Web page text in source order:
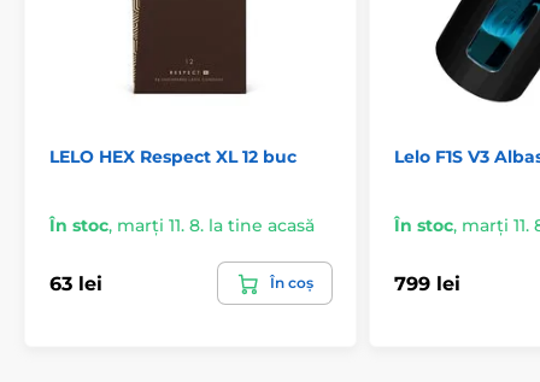
Vibratoare multifuncționale
Vibratoare din silicon Vibratoare clitorale
LELO HEX Respect XL 12 buc
În stoc, marți 11. 8. la tine acasă
63 lei În coș
Lelo F1S V3
În stoc, marți 11.
799 lei